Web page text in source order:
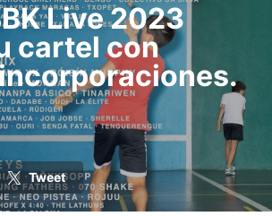
Live 2023
cartel con
Tweet